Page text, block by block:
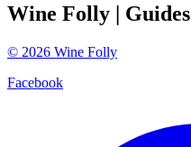
Wine Folly | Guides
© 2026 Wine Folly
Facebook